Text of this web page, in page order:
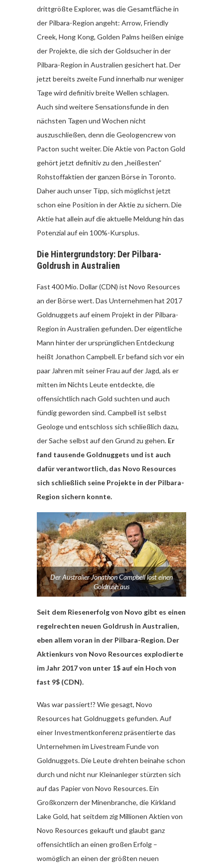
drittgrößte Explorer, was die Gesamtfläche in
der Pilbara-Region angeht: Arrow, Friendly
Creek, Hong Kong, Golden Palms heißen einige
der Projekte, die sich der Goldsucher in der
Pilbara-Region in Australien gesichert hat. Der
jetzt bereits zweite Fund innerhalb nur weniger
Tage wird definitiv breite Wellen schlagen.
Auch sind weitere Sensationsfunde in den
nächsten Tagen und Wochen nicht
auszuschließen, denn die Geologencrew von
Pacton sucht weiter. Die Aktie von Pacton Gold
gehört jetzt definitiv zu den „heißesten“
Rohstoffaktien der ganzen Börse in Toronto.
Daher auch unser Tipp, sich möglichst jetzt
schon eine Position in der Aktie zu sichern. Die
Aktie hat allein auf die aktuelle Meldung hin das
Potenzial auf ein 100%-Kursplus.
Die Hintergrundstory: Der Pilbara-
Goldrush in Australien
Fast 400 Mio. Dollar (CDN) ist Novo Resources
an der Börse wert. Das Unternehmen hat 2017
Goldnuggets auf einem Projekt in der Pilbara-
Region in Australien gefunden. Der eigentliche
Mann hinter der ursprünglichen Entdeckung
heißt Jonathon Campbell. Er befand sich vor ein
paar Jahren mit seiner Frau auf der Jagd, als er
mitten im Nichts Leute entdeckte, die
offensichtlich nach Gold suchten und auch
fündig geworden sind. Campbell ist selbst
Geologe und entschloss sich schließlich dazu,
der Sache selbst auf den Grund zu gehen. Er
fand tausende Goldnuggets und ist auch
dafür verantwortlich, das Novo Resources
sich schließlich seine Projekte in der Pilbara-
Region sichern konnte.
Der Australier Jonathon Campbell löst einen
Goldrush aus
Seit dem Riesenerfolg von Novo gibt es einen
regelrechten neuen Goldrush in Australien,
eben allem voran in der Pilbara-Region. Der
Aktienkurs von Novo Resources explodierte
im Jahr 2017 von unter 1$ auf ein Hoch von
fast 9$ (CDN).
Was war passiert!? Wie gesagt, Novo
Resources hat Goldnuggets gefunden. Auf
einer Investmentkonferenz präsentierte das
Unternehmen im Livestream Funde von
Goldnuggets. Die Leute drehten beinahe schon
durch und nicht nur Kleinanleger stürzten sich
auf das Papier von Novo Resources. Ein
Großkonzern der Minenbranche, die Kirkland
Lake Gold, hat seitdem zig Millionen Aktien von
Novo Resources gekauft und glaubt ganz
offensichtlich an einen großen Erfolg –
womöglich an einen der größten neuen